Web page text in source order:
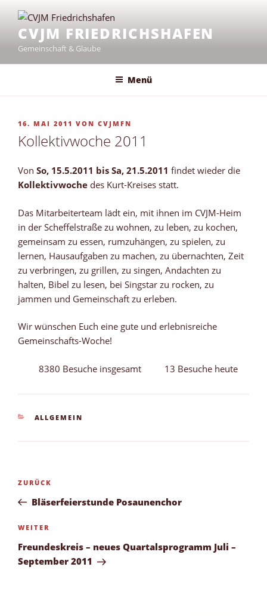
Inhalt
springenCVJM FRIEDRICHSHAFEN
Gemeinschaft & Glaube
Menü
VERÖFFENTLICHT
16. MAI 2011 VON CVJMFN
Kollektivwoche 2011
Von So, 15.5.2011 bis Sa, 21.5.2011 findet wieder die
Kollektivwoche des Kurt-Kreises statt.
Das Mitarbeiterteam lädt ein, mit ihnen im CVJM-Heim
in der Scheffelstraße zu wohnen, zu leben, zu kochen,
gemeinsam zu essen, rumzuhängen, zu spielen, zu
lernen, Hausaufgaben zu machen, zu übernachten, Zeit
zu verbringen, zu grillen, zu singen, Andachten zu
halten, Bibel zu lesen, bei Singstar zu rocken, zu
jammen und Gemeinschaft zu erleben.
Wir wünschen Euch eine gute und erlebnisreiche
Gemeinschafts-Woche!
8380 Besuche insgesamt 13 Besuche heute
KATEGORIEN
ALLGEMEIN
Beitragsnavigation
Vorheriger
Beitrag
ZURÜCK
Bläserfeierstunde Posaunenchor
Nächster
Beitrag
WEITER
Freundeskreis – neues Quartalsprogramm Juli –
September 2011